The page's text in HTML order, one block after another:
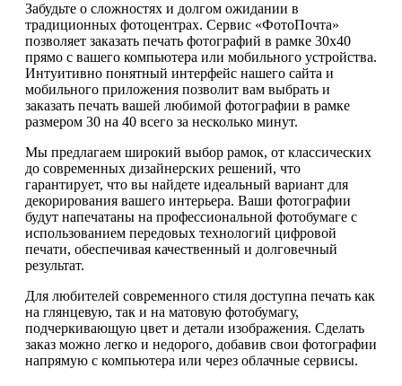
Забудьте о сложностях и долгом ожидании в
традиционных фотоцентрах. Сервис «ФотоПочта»
позволяет заказать печать фотографий в рамке 30х40
прямо с вашего компьютера или мобильного устройства.
Интуитивно понятный интерфейс нашего сайта и
мобильного приложения позволит вам выбрать и
заказать печать вашей любимой фотографии в рамке
размером 30 на 40 всего за несколько минут.
Мы предлагаем широкий выбор рамок, от классических
до современных дизайнерских решений, что
гарантирует, что вы найдете идеальный вариант для
декорирования вашего интерьера. Ваши фотографии
будут напечатаны на профессиональной фотобумаге с
использованием передовых технологий цифровой
печати, обеспечивая качественный и долговечный
результат.
Для любителей современного стиля доступна печать как
на глянцевую, так и на матовую фотобумагу,
подчеркивающую цвет и детали изображения. Сделать
заказ можно легко и недорого, добавив свои фотографии
напрямую с компьютера или через облачные сервисы.